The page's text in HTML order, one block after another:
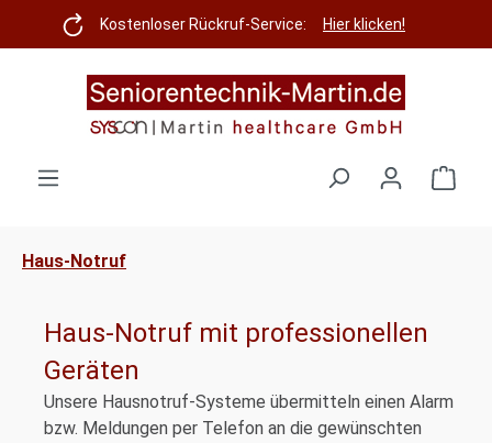
Zum Hauptinhalt springen
Kostenloser Rückruf-Service: Hier klicken!
Haus-Notruf
Haus-Notruf mit professionellen
Geräten
Unsere Hausnotruf-Systeme übermitteln einen Alarm
bzw. Meldungen per Telefon an die gewünschten